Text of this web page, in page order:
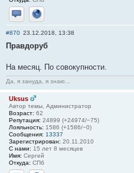
Отправить личное сообщение
Сайт
#870 23.12.2018, 13:38
Правдоруб
На месяц. По совокупности.
Да, я зануда, я знаю...
Uksus
Автор темы, Администратор
Возраст: 62
Репутация: 24899 (+24974/−75)
Лояльность: 1586 (+1586/−0)
Сообщения: 13337
Зарегистрирован: 20.11.2010
С нами: 15 лет 8 месяцев
Имя: Сергей
Откуда: СПб